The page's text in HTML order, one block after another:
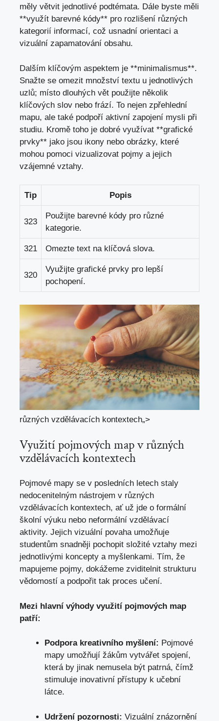
měly⁤ větvit jednotlivé ⁢podtémata. Dále​ byste měli
**využít barevné⁣ kódy** pro rozlišení různých
‍kategorií informací, což usnadní orientaci​ a
⁤vizuální zapamatování ​obsahu.
Dalším⁣ klíčovým aspektem je **minimalismus**.
Snažte se ⁣omezit množství ‌textu u jednotlivých
uzlů; ⁣místo dlouhých ⁤vět použijte několik
klíčových slov nebo frází. To⁤ nejen zpřehlední
mapu, ‌ale také ⁣podpoří aktivní zapojení ⁤mysli při ​
studiu. Kromě toho ‍je dobré‍ využívat **grafické‍
prvky** jako ‌jsou ikony nebo ⁤obrázky, které
mohou pomoci vizualizovat ⁢pojmy a jejich
⁤vzájemné vztahy.
Tip Popis
323
Použijte barevné kódy pro ⁣různé⁢
kategorie.
321 Omezte text na klíčová slova.
320
Využijte grafické prvky pro lepší
pochopení.
různých vzdělávacích kontextech„>
Využití ‍pojmových map v různých
‌vzdělávacích kontextech
Pojmové mapy se v ‌posledních letech staly​
nedocenitelným ‌nástrojem v různých
vzdělávacích kontextech, ať ⁤už jde ⁢o formální
‌školní⁢ výuku nebo ​neformální⁣ vzdělávací​
aktivity. ‍Jejich vizuální​ povaha umožňuje
studentům snadněji‌ pochopit složité vztahy ⁤mezi
jednotlivými‌ koncepty a myšlenkami. Tím, že
mapujeme pojmy, dokážeme⁣ zviditelnit ⁢strukturu​
vědomostí a podpořit tak proces ⁣učení.
Mezi hlavní výhody‍ využití pojmových map
patří:
Podpora kreativního myšlení: ⁤Pojmové
mapy umožňují žákům ​vytvářet spojení,
která by jinak nemusela být‍ patrná, čímž
stimuluje inovativní přístupy k učební
látce.
Udržení pozornosti: ⁤Vizuální znázornění